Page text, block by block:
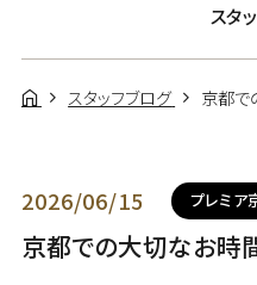
スタ
スタッフブログ 京都で
2026/06/15 プレミア
京都での大切なお時